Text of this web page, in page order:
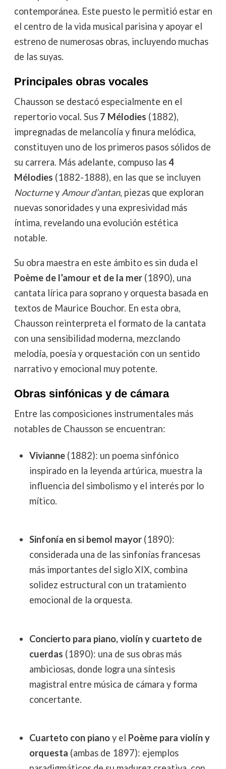
contemporánea. Este puesto le permitió estar en
el centro de la vida musical parisina y apoyar el
estreno de numerosas obras, incluyendo muchas
de las suyas.
Principales obras vocales
Chausson se destacó especialmente en el
repertorio vocal. Sus 7 Mélodies (1882),
impregnadas de melancolía y finura melódica,
constituyen uno de los primeros pasos sólidos de
su carrera. Más adelante, compuso las4
Mélodies (1882-1888), en las que se incluyen
Nocturney Amour d’antan, piezas que exploran
nuevas sonoridades y una expresividad más
íntima, revelando una evolución estética
notable.
Su obra maestra en este ámbito es sin duda el
Poème de l’amour et de la mer(1890), una
cantata lírica para soprano y orquesta basada en
textos de Maurice Bouchor. En esta obra,
Chausson reinterpreta el formato de la cantata
con una sensibilidad moderna, mezclando
melodía, poesía y orquestación con un sentido
narrativo y emocional muy potente.
Obras sinfónicas y de cámara
Entre las composiciones instrumentales más
notables de Chausson se encuentran:
Vivianne(1882): un poema sinfónico
inspirado en la leyenda artúrica, muestra la
influencia del simbolismo y el interés por lo
mítico.
Sinfonía en si bemol mayor(1890):
considerada una de las sinfonías francesas
más importantes del siglo XIX, combina
solidez estructural con un tratamiento
emocional de la orquesta.
Concierto para piano, violín y cuarteto de
cuerdas (1890): una de sus obras más
ambiciosas, donde logra una síntesis
magistral entre música de cámara y forma
concertante.
Cuarteto con pianoy el Poème para violín y
orquesta (ambas de 1897): ejemplos